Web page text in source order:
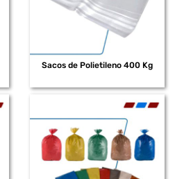
Sacos de Polietileno 400 Kg